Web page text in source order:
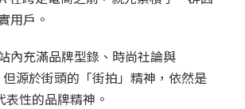
用戶。
內充滿品牌型錄、時尚社論與
源於街頭的「街拍」精神，依然是
表性的品牌精神。